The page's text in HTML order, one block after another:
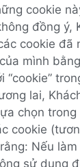
cookie
đồng ý,
cookie đã
mình
“cookie”
lai,
chọn
cookie
Nếu làm
sử dụng